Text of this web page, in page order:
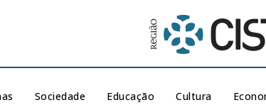
Sociedade Educação Cultura